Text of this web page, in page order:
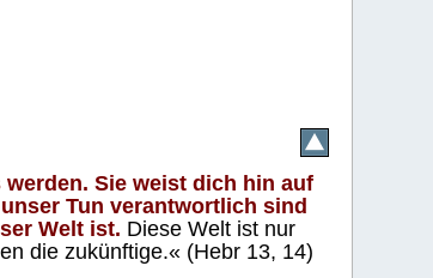
Sie weist dich hin auf
Tun verantwortlich sind
Welt ist. Diese Welt ist nur
die zukünftige.« (Hebr 13, 14)